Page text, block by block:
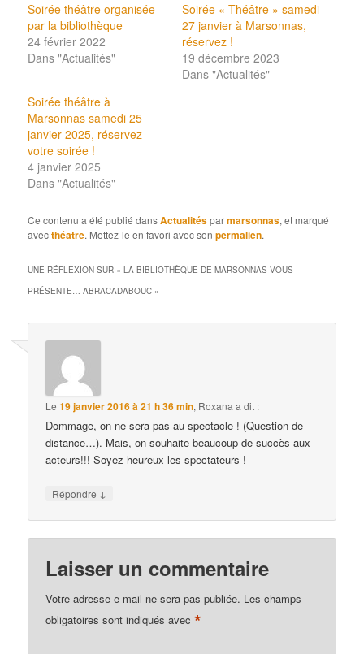
Soirée théâtre organisée
par la bibliothèque
24 février 2022
Dans "Actualités"
Soirée « Théâtre » samedi
27 janvier à Marsonnas,
réservez !
19 décembre 2023
Dans "Actualités"
Soirée théâtre à
Marsonnas samedi 25
janvier 2025, réservez
votre soirée !
4 janvier 2025
Dans "Actualités"
Ce contenu a été publié dansActualitésparmarsonnas, et marqué
avecthéâtre. Mettez-le en favori avec sonpermalien.
UNE RÉFLEXION SUR «LA BIBLIOTHÈQUE DE MARSONNAS VOUS
PRÉSENTE… ABRACADABOUC »
Le19 janvier 2016 à 21 h 36 min, Roxana a dit :
Dommage, on ne sera pas au spectacle ! (Question de
distance…). Mais, on souhaite beaucoup de succès aux
acteurs!!! Soyez heureux les spectateurs !
Répondre ↓
Laisser un commentaire
Votre adresse e-mail ne sera pas publiée. Les champs
obligatoires sont indiqués avec*